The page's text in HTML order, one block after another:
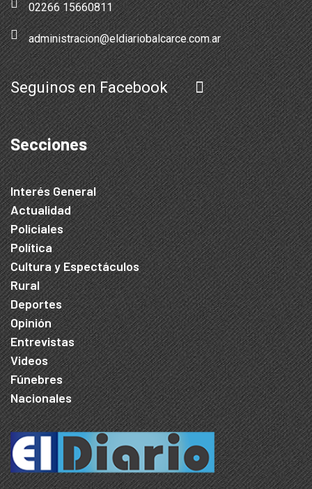
02266 15660811
administracion@eldiariobalcarce.com.ar
Seguinos en Facebook
Secciones
Interés General
Actualidad
Policiales
Política
Cultura y Espectáculos
Rural
Deportes
Opinión
Entrevistas
Videos
Fúnebres
Nacionales